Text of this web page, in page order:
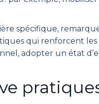
spécifique,
qui renforcent les
adopter un état